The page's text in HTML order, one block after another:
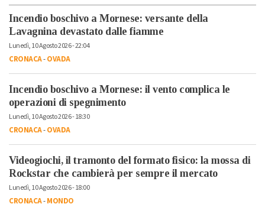
Incendio boschivo a Mornese: versante della
Lavagnina devastato dalle fiamme
Lunedì, 10 Agosto 2026 - 22:04
CRONACA-OVADA
Incendio boschivo a Mornese: il vento complica le
operazioni di spegnimento
Lunedì, 10 Agosto 2026 - 18:30
CRONACA-OVADA
Videogiochi, il tramonto del formato fisico: la mossa di
Rockstar che cambierà per sempre il mercato
Lunedì, 10 Agosto 2026 - 18:00
CRONACA-MONDO